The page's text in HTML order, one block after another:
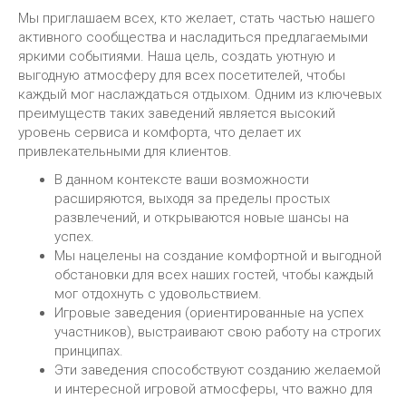
Мы приглашаем всех, кто желает, стать частью нашего
активного сообщества и насладиться предлагаемыми
яркими событиями. Наша цель, создать уютную и
выгодную атмосферу для всех посетителей, чтобы
каждый мог наслаждаться отдыхом. Одним из ключевых
преимуществ таких заведений является высокий
уровень сервиса и комфорта, что делает их
привлекательными для клиентов.
В данном контексте ваши возможности
расширяются, выходя за пределы простых
развлечений, и открываются новые шансы на
успех.
Мы нацелены на создание комфортной и выгодной
обстановки для всех наших гостей, чтобы каждый
мог отдохнуть с удовольствием.
Игровые заведения (ориентированные на успех
участников), выстраивают свою работу на строгих
принципах.
Эти заведения способствуют созданию желаемой
и интересной игровой атмосферы, что важно для